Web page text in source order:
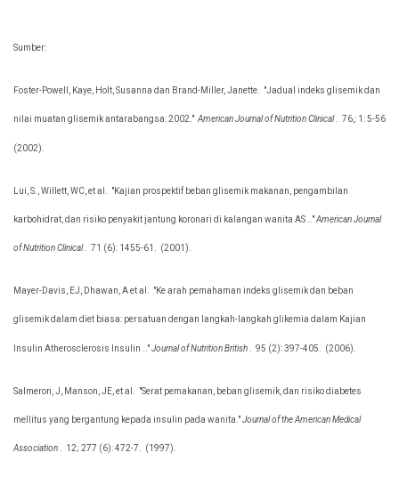
Sumber:
Foster-Powell, Kaye, Holt, Susanna dan Brand-Miller, Janette. "Jadual indeks glisemik dan
nilai muatan glisemik antarabangsa: 2002." American Journal of Nutrition Clinical. 76,: 1: 5-56
(2002).
Lui, S., Willett, WC, et al. "Kajian prospektif beban glisemik makanan, pengambilan
karbohidrat, dan risiko penyakit jantung koronari di kalangan wanita AS .."American Journal
of Nutrition Clinical. 71 (6): 1455-61. (2001).
Mayer-Davis, EJ, Dhawan, A et al. "Ke arah pemahaman indeks glisemik dan beban
glisemik dalam diet biasa: persatuan dengan langkah-langkah glikemia dalam Kajian
Insulin Atherosclerosis Insulin .."Journal of Nutrition British 95 (2): 397-405. (2006).
Salmeron, J, Manson, JE, et al. "Serat pemakanan, beban glisemik, dan risiko diabetes
mellitus yang bergantung kepada insulin pada wanita."Journal of the American Medical
Association. 12; 277 (6): 472-7. (1997).